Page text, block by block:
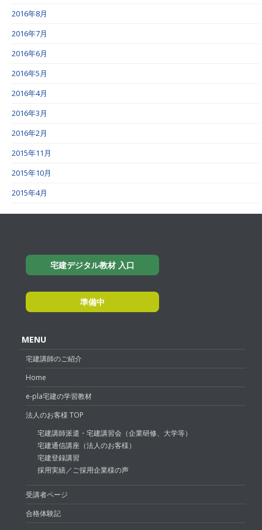
2016年8月
2016年7月
2016年6月
2016年5月
2016年4月
2016年3月
2016年2月
2015年11月
2015年10月
2015年4月
宅建デジタル教材 入口
準備中
MENU
宅建講師のご紹介
Home
e-pla宅建の学習教材
法人のお客様 TOP
宅建講師派遣・宅建講習会（企業研修、大学等）
宅建通信講座（法人のお客様）
宅建登録講習
採用実績／ご採用企業様の声
受講者ページ
合格体験記